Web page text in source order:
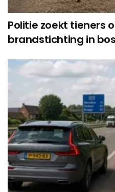
Politie zoekt tieners
brandstichting in